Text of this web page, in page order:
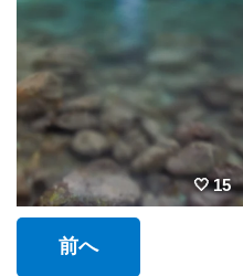
15
前へ